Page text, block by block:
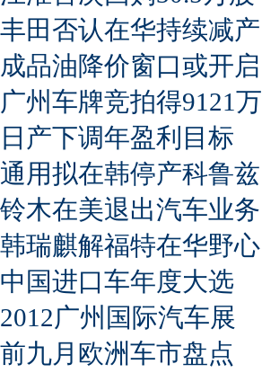
丰田否认在华持续减产
成品油降价窗口或开启
广州车牌竞拍得9121万
日产下调年盈利目标
通用拟在韩停产科鲁兹
铃木在美退出汽车业务
韩瑞麒解福特在华野心
中国进口车年度大选
2012广州国际汽车展
前九月欧洲车市盘点